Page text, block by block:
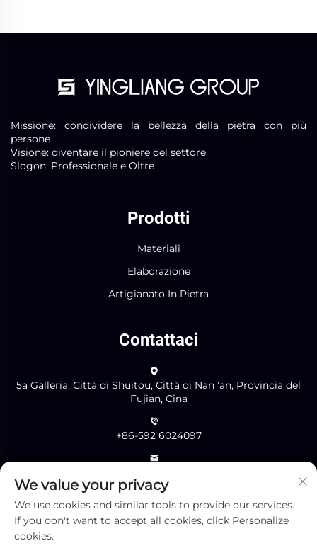
Missione: condividere la bellezza della pietra con più
persone
Visione: diventare il pioniere del settore
Slogon: Professionale e Oltre
Prodotti
Materiali
Elaborazione
Artigianato In Pietra
Contattaci
5a Galleria, Città di Shuitou, Città di Nan 'an, Provincia del
Fujian, Cina
+86-592 6024097
Invia
We value your privacy
We use cookies and similar tools to provide our services.
If you don't want to accept all cookies, click Personalize
cookies.